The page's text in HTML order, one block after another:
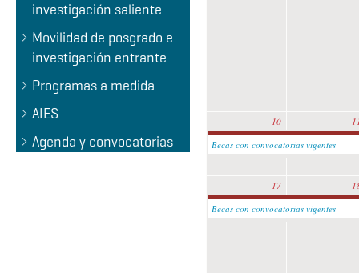
investigación saliente
Movilidad de posgrado e
investigación entrante
Programas a medida
AIES
Agenda y convocatorias
10
Becas con convocatorias vigentes
17
Becas con convocatorias vigentes